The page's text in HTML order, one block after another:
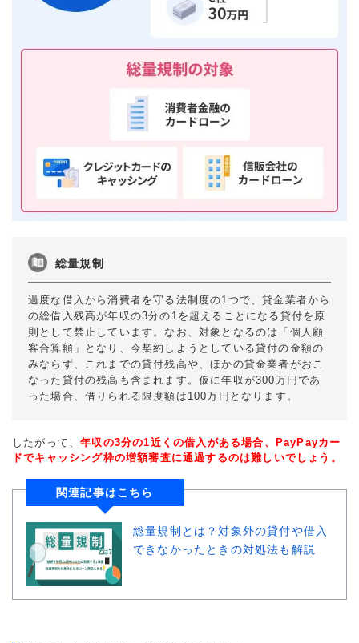
総量規制
過度な借入から消費者を守る法制度の1つで、貸金業者から
の総借入残高が年収の3分の1を超えることになる貸付を原
則として禁止しています。なお、対象となるのは「個人顧
客合算額」となり、今契約しようとしている貸付の金額の
みならず、これまでの貸付残高や、ほかの貸金業者がおこ
なった貸付の残高も含まれます。仮に年収が300万円であ
った場合、借りられる限度額は100万円となります。
したがって、年収の3分の1近くの借入がある場合、PayPayカー
ドでキャッシング枠の増額審査に通過するのは難しいでしょう。
関連記事はこちら
総量規制とは？対象外の貸付や借入
できなかったときの対処法も解説